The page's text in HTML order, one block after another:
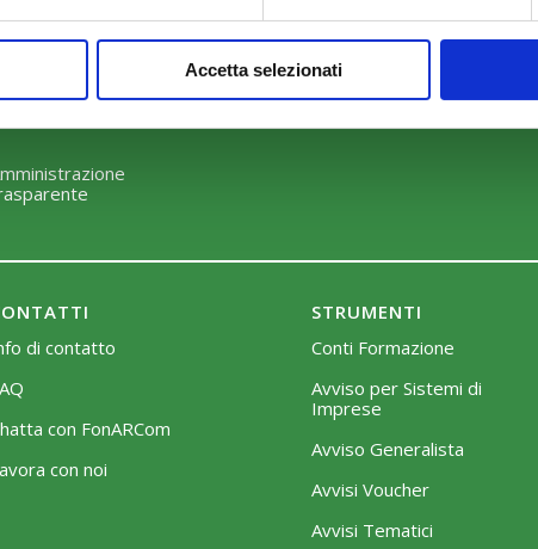
Accetta selezionati
scegliere FonARCom
Modalità di adesione
Mobilità e Portabilità
di contatto
con FonARCom
con noi
STRUMENTI
Conti Formazione
Avviso per Sistemi di
Imprese
Avviso Generalista
Avvisi Voucher
Avvisi Tematici